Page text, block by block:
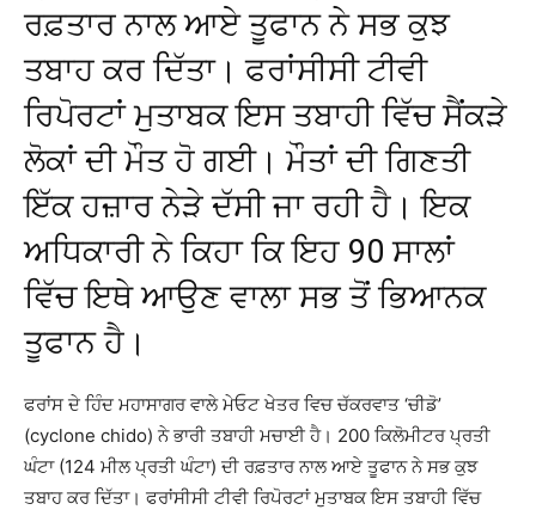
ਰਫ਼ਤਾਰ ਨਾਲ ਆਏ ਤੂਫਾਨ ਨੇ ਸਭ ਕੁਝ
ਤਬਾਹ ਕਰ ਦਿੱਤਾ। ਫਰਾਂਸੀਸੀ ਟੀਵੀ
ਰਿਪੋਰਟਾਂ ਮੁਤਾਬਕ ਇਸ ਤਬਾਹੀ ਵਿੱਚ ਸੈਂਕੜੇ
ਲੋਕਾਂ ਦੀ ਮੌਤ ਹੋ ਗਈ। ਮੌਤਾਂ ਦੀ ਗਿਣਤੀ
ਇੱਕ ਹਜ਼ਾਰ ਨੇੜੇ ਦੱਸੀ ਜਾ ਰਹੀ ਹੈ। ਇਕ
ਅਧਿਕਾਰੀ ਨੇ ਕਿਹਾ ਕਿ ਇਹ 90 ਸਾਲਾਂ
ਵਿੱਚ ਇਥੇ ਆਉਣ ਵਾਲਾ ਸਭ ਤੋਂ ਭਿਆਨਕ
ਤੂਫਾਨ ਹੈ।
ਫਰਾਂਸ ਦੇ ਹਿੰਦ ਮਹਾਸਾਗਰ ਵਾਲੇ ਮੇਓਟ ਖੇਤਰ ਵਿਚ ਚੱਕਰਵਾਤ ‘ਚੀਡੋ’
(cyclone chido) ਨੇ ਭਾਰੀ ਤਬਾਹੀ ਮਚਾਈ ਹੈ। 200 ਕਿਲੋਮੀਟਰ ਪ੍ਰਤੀ
ਘੰਟਾ (124 ਮੀਲ ਪ੍ਰਤੀ ਘੰਟਾ) ਦੀ ਰਫ਼ਤਾਰ ਨਾਲ ਆਏ ਤੂਫਾਨ ਨੇ ਸਭ ਕੁਝ
ਤਬਾਹ ਕਰ ਦਿੱਤਾ। ਫਰਾਂਸੀਸੀ ਟੀਵੀ ਰਿਪੋਰਟਾਂ ਮੁਤਾਬਕ ਇਸ ਤਬਾਹੀ ਵਿੱਚ